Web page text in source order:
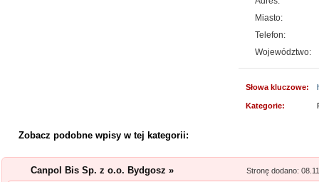
Szukasz przykuwających
mysz? Niezwłocznie
myszki dla graczy, a jeżeli
Kwant-Lab -
odwiedzić każdy, kogo
środowisku pracy i nie tylko.
Miasto:
Telefon:
Województwo:
Słowa kluczowe:
Kategorie:
Zobacz podobne wpisy w tej kategorii:
Canpol Bis Sp. z o.o. Bydgosz » Stronę dodano: